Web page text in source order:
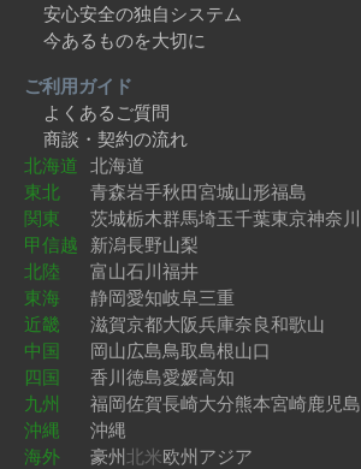
安心安全の独自システム
今あるものを大切に
ご利用ガイド
よくあるご質問
商談・契約の流れ
北海道 北海道
東北
青森岩手秋田宮城山形福島
関東
茨城栃木群馬埼玉千葉東京神奈川
甲信越 新潟長野山梨
北陸
富山石川福井
東海
静岡愛知岐阜三重
近畿
滋賀京都大阪兵庫奈良和歌山
中国
岡山広島鳥取島根山口
四国
香川徳島愛媛高知
九州
福岡佐賀長崎大分熊本宮崎鹿児島
沖縄
沖縄
海外
豪州北米欧州アジア